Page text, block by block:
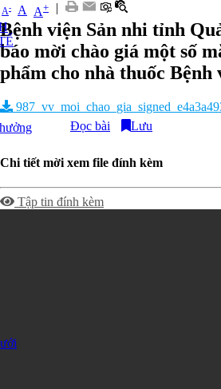
A- A A+ |
Bệnh viện Sản nhi tỉnh
báo mời chào giá một số
phẩm cho nhà thuốc
Đọc bài
Lưu
Chi tiết mời xem file đính kèm
Tập tin đính kèm